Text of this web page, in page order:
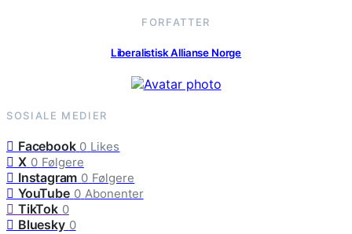
FORFATTER
Liberalistisk Allianse Norge
SOSIALE MEDIER
Facebook 0 Likes
X 0 Følgere
Instagram 0 Følgere
YouTube 0 Abonenter
TikTok 0
Bluesky 0